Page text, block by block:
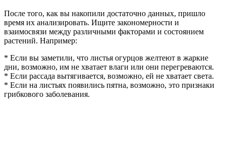
После того, как вы накопили достаточно данных, пришло
время их анализировать. Ищите закономерности и
взаимосвязи между различными факторами и состоянием
растений. Например:
* Если вы заметили, что листья огурцов желтеют в жаркие
дни, возможно, им не хватает влаги или они перегреваются.
* Если рассада вытягивается, возможно, ей не хватает света.
* Если на листьях появились пятна, возможно, это признаки
грибкового заболевания.